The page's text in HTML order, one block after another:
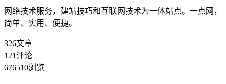
网络技术服务，建站技巧和互联网技术为一体站点。一点网，
简单、实用、便捷。
326文章
121评论
676510浏览